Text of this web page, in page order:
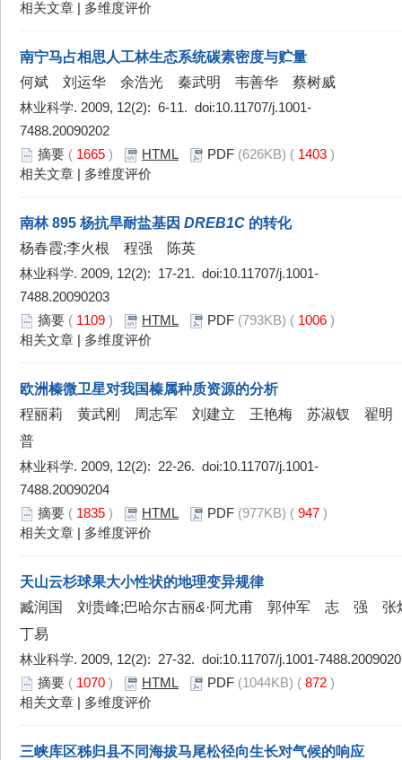
相关文章
多维度评价
南宁马占相思人工林生态系统碳素密度与贮量
何斌 刘运华 余浩光 秦武明 韦善华 蔡树威
林业科学. 2009, 12(2): 6-11. doi:10.11707/j.1001-
7488.20090202
摘要 ( 1665 ) HTML PDF (626KB) ( 1403 )
相关文章
多维度评价
南林 895 杨抗旱耐盐基因 DREB1C 的转化
杨春霞;李火根 程强 陈英
林业科学. 2009, 12(2): 17-21. doi:10.11707/j.1001-
7488.20090203
摘要 ( 1109 ) HTML PDF (793KB) ( 1006 )
相关文章
多维度评价
欧洲榛微卫星对我国榛属种质资源的分析
程丽莉 黄武刚 周志军 刘建立 王艳梅 苏淑钗 翟明
普
林业科学. 2009, 12(2): 22-26. doi:10.11707/j.1001-
7488.20090204
摘要 ( 1835 ) HTML PDF (977KB) ( 947 )
相关文章
多维度评价
天山云杉球果大小性状的地理变异规律
臧润国 刘贵峰;巴哈尔古丽&·阿尤甫 郭仲军 志 强
丁易
林业科学. 2009, 12(2): 27-32. doi:10.11707/j.1001-
摘要 ( 1070 ) HTML PDF (1044KB) ( 872 )
相关文章
多维度评价
三峡库区秭归县不同海拔马尾松径向生长对气候的响应